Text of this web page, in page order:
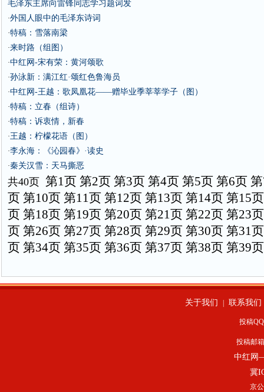
毛泽东主席向雷锋同志学习题词发
·外国人眼中的毛泽东诗词
·特稿：雪落南梁
·来时路（组图）
·中红网-宋有荣：黄河颂歌
·孙泳新：满江红·颂红色鲁海员
·中红网-王越：歌凤凰花——赠毕业季莘莘学子（图）
·特稿：立春（组诗）
·特稿：诉衷情，新春
·王越：柠檬花语（图）
·李永海：《沁园春》·读史
·秦关汉雪：天马撕恶
共40页 第1页 第2页 第3页 第4页 第5页 第6页
页 第10页 第11页 第12页 第13页 第14页 第15页
页 第18页 第19页 第20页 第21页 第22页 第23页
页 第26页 第27页 第28页 第29页 第30页 第31页
页 第34页 第35页 第36页 第37页 第38页 第39页
关于我们 联系我们
投稿
投稿邮
中红网
冀
京